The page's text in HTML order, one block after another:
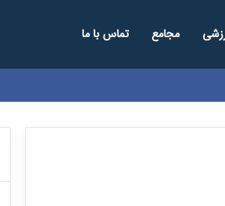
مجامع تماس با ما